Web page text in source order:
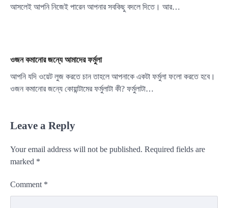
আসলেই আপনি নিজেই পারেন আপনার সবকিছু বদলে দিতে। আর…
ওজন কমানোর জন্যে আমাদের ফর্মুলা
আপনি যদি ওয়েট লুজ করতে চান তাহলে আপনাকে একটা ফর্মুলা ফলো করতে হবে।
ওজন কমানোর জন্যে কোয়ান্টামের ফর্মুলাটা কী? ফর্মুলাটা…
Leave a Reply
Your email address will not be published. Required fields are
marked *
Comment *